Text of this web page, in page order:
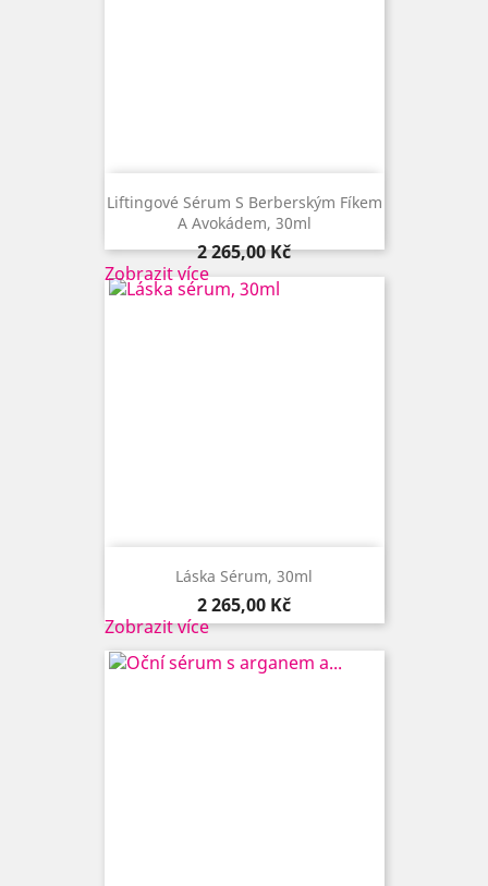
Liftingové Sérum S Berberským Fíkem
A Avokádem, 30ml
Cena
2 265,00 Kč
Zobrazit více
Láska Sérum, 30ml
Cena
2 265,00 Kč
Zobrazit více